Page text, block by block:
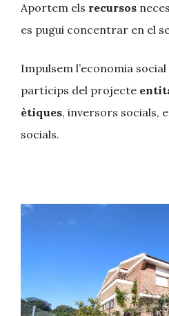
Aportem els recursos
es pugui concentrar en el
Impulsem l’economia
partícips del projecte
ètiques, inversors socials,
socials.